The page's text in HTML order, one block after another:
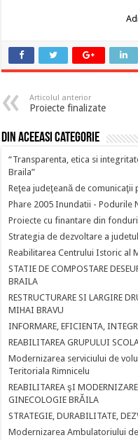
Articolul anterior
Proiecte finalizate
Din aceeasi categorie
“Transparenta, etica si
Braila”
Reţea judeţeană de
Phare 2005 Inundatii - Podurile
Proiecte cu finantare din
Strategia de dezvoltare a
Reabilitarea Centrului Istoric al
STATIE DE COMPOSTARE
BRAILA
RESTRUCTURARE SI LARGIRE
MIHAI BRAVU
INFORMARE, EFICIENTA,
REABILITAREA GRUPULUI
Modernizarea serviciului de
Teritoriala Rimnicelu
REABILITAREA şI
GINECOLOGIE BRĂILA
STRATEGIE, DURABILITATE,
Modernizarea Ambulatoriului